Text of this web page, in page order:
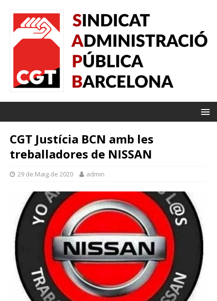
CGT Justícia BCN amb les
treballadores de NISSAN
29 de Maig de 2020 admin